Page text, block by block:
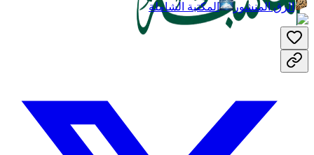
الرق المنشور المكتبة الشاملة